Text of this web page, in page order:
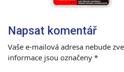
Napsat komentář
Vaše e-mailová adresa nebude
informace jsou označeny *